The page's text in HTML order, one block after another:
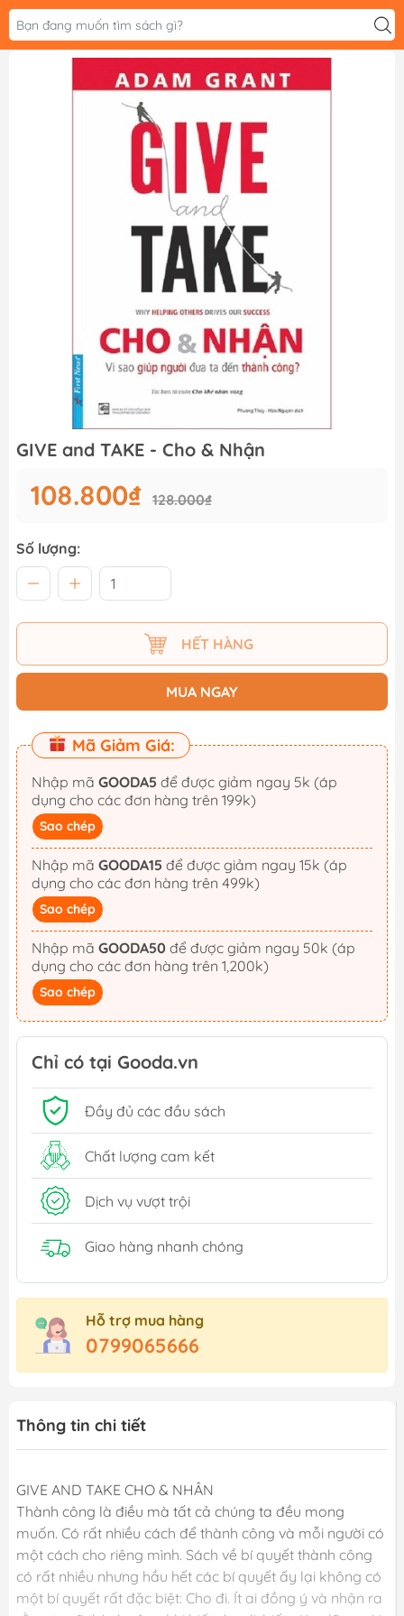
GIVE and TAKE - Cho & Nhận
108.800₫ 128.000₫
Số lượng:
HẾT HÀNG
MUA NGAY
Mã Giảm Giá:
Nhập mã GOODA5
dụng cho các đơn hàng trên 199k)
Sao chép
Nhập mã GOODA15
dụng cho các đơn hàng trên 499k)
Sao chép
Nhập mã GOODA50
dụng cho các đơn hàng trên 1,200k)
Sao chép
Chỉ có tại Gooda.vn
Đầy đủ các đầu sách
Chất lượng cam kết
Dịch vụ vượt trội
Giao hàng nhanh chóng
Hỗ trợ mua hàng
0799065666
Thông tin chi tiết
GIVE AND TAKE CHO & NHÂN
Thành công là điều mà tất cả chúng ta đều mong
muốn. Có rất nhiều cách để thành công và mỗi người có
một cách cho riêng mình. Sách về bí quyết thành công
có rất nhiều nhưng hầu hết các bí quyết ấy lại không có
một bí quyết rất đặc biệt: Cho đi. Ít ai đồng ý và nhận ra